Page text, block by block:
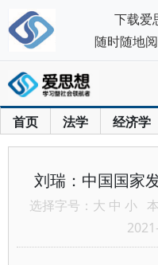
首页 法学 经济学
刘瑞：中国国家
选择字号： 大 中 小
下载爱
随时随地